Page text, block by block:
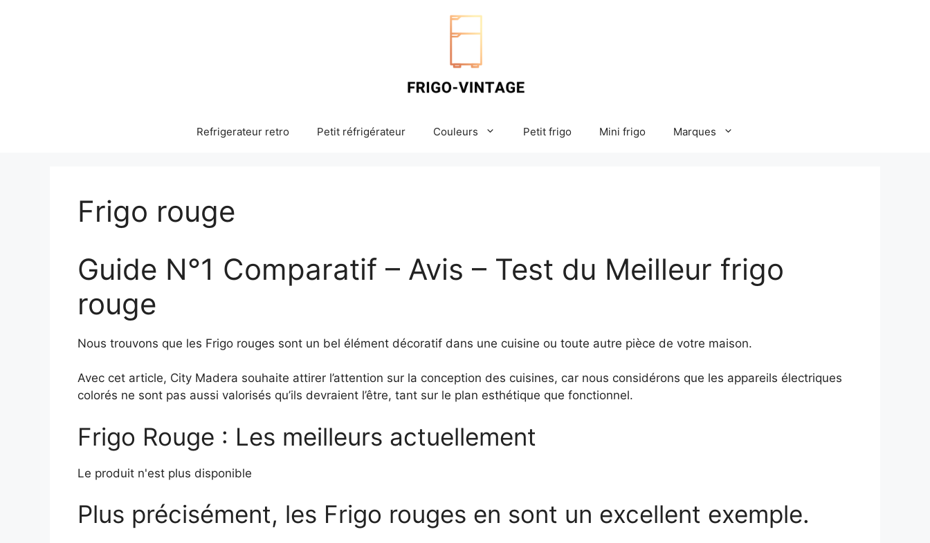
Refrigerateur retro Petit réfrigérateur Couleurs Petit frigo Mini frigo Marques
Frigo rouge
Guide N°1 Comparatif – Avis – Test du Meilleur frigo
rouge
Nous trouvons que les Frigo rouges sont un bel élément décoratif dans une cuisine ou toute autre pièce de votre maison.
Avec cet article, City Madera souhaite attirer l’attention sur la conception des cuisines, car nous considérons que les appareils électriques
colorés ne sont pas aussi valorisés qu’ils devraient l’être, tant sur le plan esthétique que fonctionnel.
Frigo Rouge : Les meilleurs actuellement
Le produit n'est plus disponible
Plus précisément, les Frigo rouges en sont un excellent exemple.